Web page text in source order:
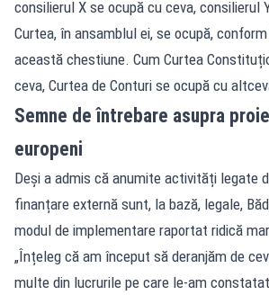
consilierul X se ocupă cu ceva, consilierul
Curtea, în ansamblul ei, se ocupă,
această chestiune. Cum Curtea
ceva, Curtea de Conturi se ocupă cu
Semne de întrebare asupra
europeni
Deși a admis că anumite activități legate
finanțare externă sunt, la bază, legale,
modul de implementare raportat ridică
„Înțeleg că am început să deranjăm de
multe din lucrurile pe care le-am